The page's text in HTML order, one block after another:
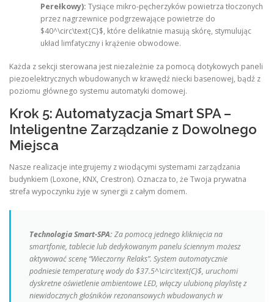
Perełkowy): Tysiące mikro-pęcherzyków powietrza tłoczonych
przez nagrzewnice podgrzewające powietrze do
$40^\circ\text{C}$, które delikatnie masują skórę, stymulując
układ limfatyczny i krążenie obwodowe.
Każda z sekcji sterowana jest niezależnie za pomocą dotykowych paneli
piezoelektrycznych wbudowanych w krawędź niecki basenowej, bądź z
poziomu głównego systemu automatyki domowej.
Krok 5: Automatyzacja Smart SPA –
Inteligentne Zarządzanie z Dowolnego
Miejsca
Nasze realizacje integrujemy z wiodącymi systemami zarządzania
budynkiem (Loxone, KNX, Crestron). Oznacza to, że Twoja prywatna
strefa wypoczynku żyje w synergii z całym domem.
Technologia Smart-SPA:Za pomocą jednego kliknięcia na
smartfonie, tablecie lub dedykowanym panelu ściennym możesz
aktywować scenę “Wieczorny Relaks”. System automatycznie
podniesie temperaturę wody do $37.5^\circ\text{C}$, uruchomi
dyskretne oświetlenie ambientowe LED, włączy ulubioną playlistę z
niewidocznych głośników rezonansowych wbudowanych w